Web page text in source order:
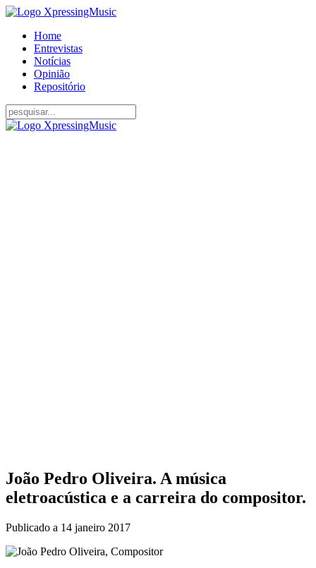
Home
Entrevistas
Notícias
Opinião
Repositório
João Pedro Oliveira. A música
eletroacústica e a carreira do compositor.
Publicado a 14 janeiro 2017